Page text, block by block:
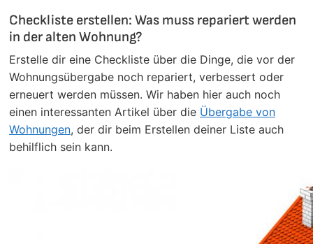
Checkliste erstellen: Was muss repariert werden
in der alten Wohnung?
Erstelle dir eine Checkliste über die Dinge, die vor der
Wohnungsübergabe noch repariert, verbessert oder
erneuert werden müssen. Wir haben hier auch noch
einen interessanten Artikel über die Übergabe von
Wohnungen, der dir beim Erstellen deiner Liste auch
behilflich sein kann.